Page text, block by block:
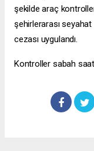
şekilde araç kontrolleri
şehirlerarası
cezası uygulandı.
Kontroller sabah